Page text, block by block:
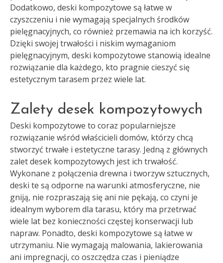
Dodatkowo, deski kompozytowe są łatwe w
czyszczeniu i nie wymagają specjalnych środków
pielęgnacyjnych, co również przemawia na ich korzyść.
Dzięki swojej trwałości i niskim wymaganiom
pielęgnacyjnym, deski kompozytowe stanowią idealne
rozwiązanie dla każdego, kto pragnie cieszyć się
estetycznym tarasem przez wiele lat.
Zalety desek kompozytowych
Deski kompozytowe to coraz popularniejsze
rozwiązanie wśród właścicieli domów, którzy chcą
stworzyć trwałe i estetyczne tarasy. Jedną z głównych
zalet desek kompozytowych jest ich trwałość.
Wykonane z połączenia drewna i tworzyw sztucznych,
deski te są odporne na warunki atmosferyczne, nie
gniją, nie rozpraszają się ani nie pękają, co czyni je
idealnym wyborem dla tarasu, który ma przetrwać
wiele lat bez konieczności częstej konserwacji lub
napraw. Ponadto, deski kompozytowe są łatwe w
utrzymaniu. Nie wymagają malowania, lakierowania
ani impregnacji, co oszczędza czas i pieniądze